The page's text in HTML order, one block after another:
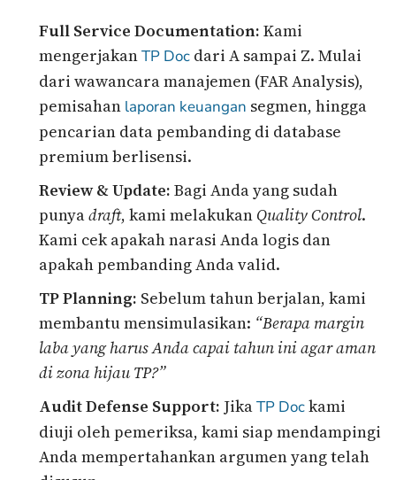
Full Service Documentation: Kami
mengerjakanTP Doc dari A sampai Z. Mulai
dari wawancara manajemen (FAR Analysis),
pemisahan laporan keuangan segmen, hingga
pencarian data pembanding di database
premium berlisensi.
Review & Update: Bagi Anda yang sudah
punyadraft, kami melakukan Quality Control.
Kami cek apakah narasi Anda logis dan
apakah pembanding Anda valid.
TP Planning: Sebelum tahun berjalan, kami
membantu mensimulasikan: “Berapa margin
laba yang harus Anda capai tahun ini agar aman
di zona hijau TP?”
Audit Defense Support: JikaTP Dockami
diuji oleh pemeriksa, kami siap mendampingi
Anda mempertahankan argumen yang telah